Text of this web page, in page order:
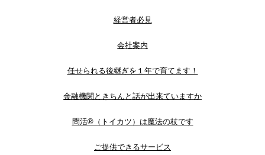
経営者必見
会社案内
任せられる後継ぎを１年で育てます！
金融機関ときちんと話が出来ていますか
問活®（トイカツ）は魔法の杖です
ご提供できるサービス